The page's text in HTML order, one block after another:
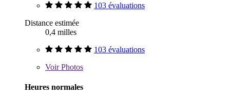
103 évaluations
Distance estimée
0,4 milles
103 évaluations
VoirPhotos
Heures normales